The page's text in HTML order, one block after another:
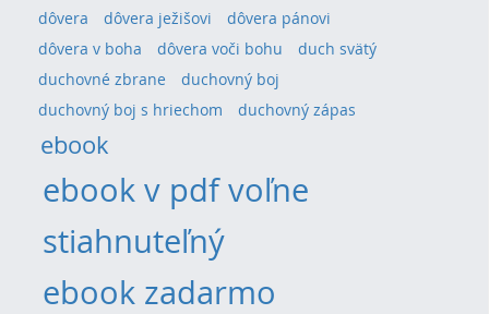
dôvera
dôvera ježišovi
dôvera pánovi
dôvera v boha
dôvera voči bohu
duch svätý
duchovné zbrane
duchovný boj
duchovný boj s hriechom
duchovný zápas
ebook
ebook v pdf voľne
stiahnuteľný
ebook zadarmo